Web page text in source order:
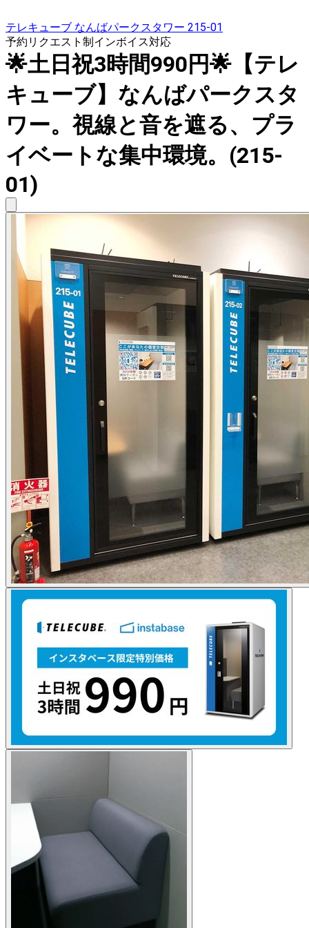
テレキューブ なんばパークスタワー 215-01
予約リクエスト制インボイス対応
🌟土日祝3時間990円🌟【テレ
キューブ】なんばパークスタ
ワー。視線と音を遮る、プラ
イベートな集中環境。(215-
01)